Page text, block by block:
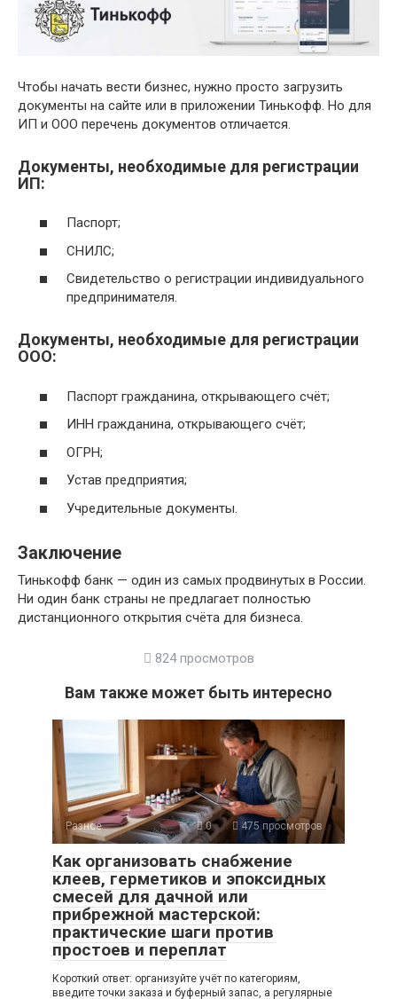
Чтобы начать вести бизнес, нужно просто загрузить
документы на сайте или в приложении Тинькофф. Но для
ИП и ООО перечень документов отличается.
Документы, необходимые для регистрации
ИП:
Паспорт;
СНИЛС;
Свидетельство о регистрации индивидуального
предпринимателя.
Документы, необходимые для регистрации
ООО:
Паспорт гражданина, открывающего счёт;
ИНН гражданина, открывающего счёт;
ОГРН;
Устав предприятия;
Учредительные документы.
Заключение
Тинькофф банк — один из самых продвинутых в России.
Ни один банк страны не предлагает полностью
дистанционного открытия счёта для бизнеса.
824 просмотров
Вам также может быть интересно
Разное 0 475 просмотров
Как организовать снабжение
клеев, герметиков и эпоксидных
смесей для дачной или
прибрежной мастерской:
практические шаги против
простоев и переплат
Короткий ответ: организуйте учёт по категориям,
введите точки заказа и буферный запас, а регулярные